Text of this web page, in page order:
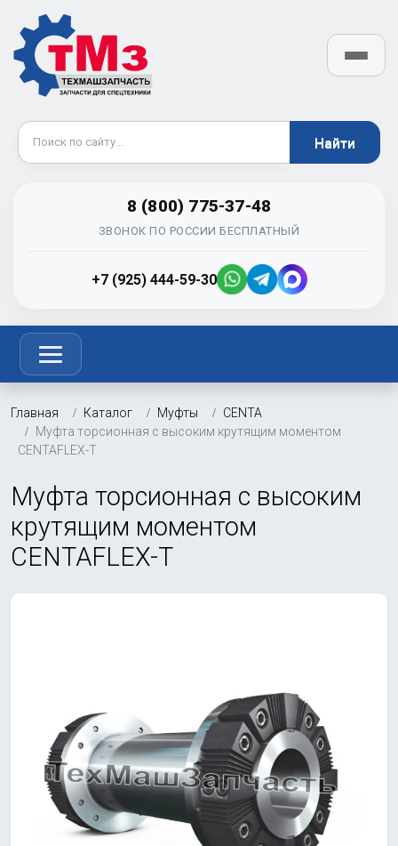
8 (800) 775-37-48
ЗВОНОК ПО РОССИИ БЕСПЛАТНЫЙ
+7 (925) 444-59-30
Главная Каталог Муфты
CENTA
Муфта торсионная с высоким крутящим моментом
CENTAFLEX-T
Муфта торсионная с высоким
крутящим моментом
CENTAFLEX-T